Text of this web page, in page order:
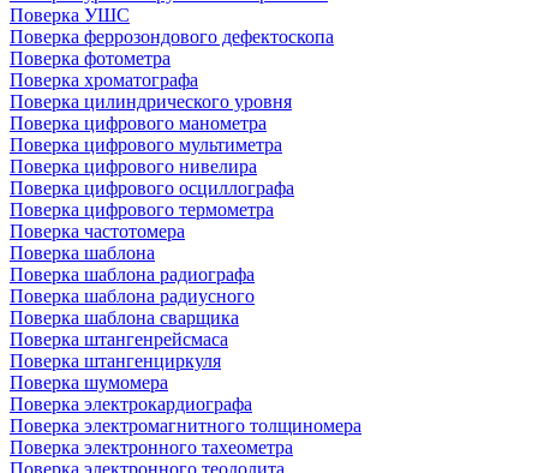
Поверка УШС
Поверка феррозондового дефектоскопа
Поверка фотометра
Поверка хроматографа
Поверка цилиндрического уровня
Поверка цифрового манометра
Поверка цифрового мультиметра
Поверка цифрового нивелира
Поверка цифрового осциллографа
Поверка цифрового термометра
Поверка частотомера
Поверка шаблона
Поверка шаблона радиографа
Поверка шаблона радиусного
Поверка шаблона сварщика
Поверка штангенрейсмаса
Поверка штангенциркуля
Поверка шумомера
Поверка электрокардиографа
Поверка электромагнитного толщиномера
Поверка электронного тахеометра
Поверка электронного теодолита